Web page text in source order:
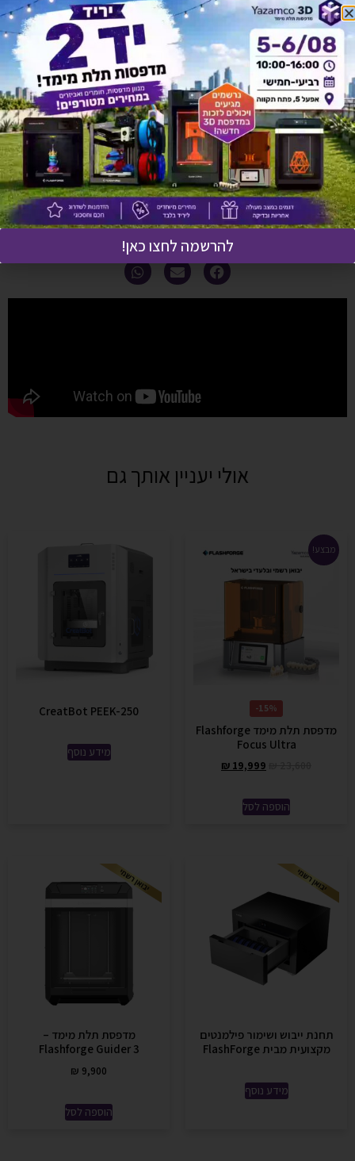
תיאור מוצר
מפרט טכני
אחריות ושירות
מדניות משלוחים
יש לך שאלה על המוצר?
לחץ כאן ונציגנו יחזרו אליך בהקדם!
אולי יעניין אותך גם
מבצע!
15%-
מדפסת תלת מימד Flashforge
Focus Ultra
₪ 19,999
הוספה לסל
CreatBot PEEK-250
מידע נוסף
תחנת ייבוש ושימור פילמנטים
מקצועית מבית FlashForge
מידע נוסף
מדפסת תלת מימד –
Flashforge Guider 3
₪ 9,900
הוספה לסל
להרשמה לחצו כאן!